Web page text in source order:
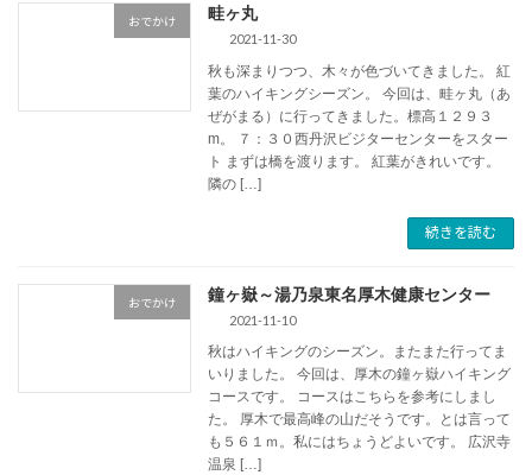
おでかけ 畦ヶ丸
2021-11-30
秋も深まりつつ、木々が色づいてきました。 紅
葉のハイキングシーズン。 今回は、畦ヶ丸（あ
ぜがまる）に行ってきました。標高１２９３
m。 ７：３０西丹沢ビジターセンターをスター
ト まずは橋を渡ります。 紅葉がきれいです。
隣の […]
続きを読む
おでかけ 鐘ヶ嶽～湯乃泉東名厚木健康センター
2021-11-10
秋はハイキングのシーズン。またまた行ってま
いりました。 今回は、厚木の鐘ヶ嶽ハイキング
コースです。 コースはこちらを参考にしまし
た。 厚木で最高峰の山だそうです。とは言って
も５６１ｍ。私にはちょうどよいです。 広沢寺
温泉 […]